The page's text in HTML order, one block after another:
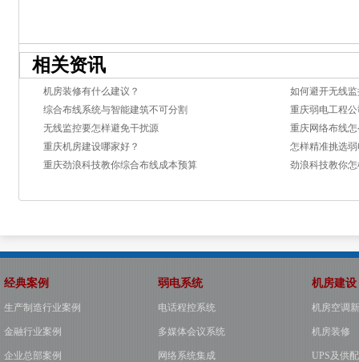
相关资讯
机房装修有什么建议？
如何避开无线
综合布线系统与智能建筑不可分割
重庆弱电工程
无线监控要怎样避免干扰源
重庆网络布线
重庆机房建设哪家好？
怎样精准挑选
重庆劲浪科技教你综合布线成本预算
劲浪科技教你
经典案例
生产制造行业案例
金融行业案例
企业总部案例
弱电系统
电话程控系统
多媒体会议系统
网络系统集成
机房建设
机房空调
机房装修
UPS及供